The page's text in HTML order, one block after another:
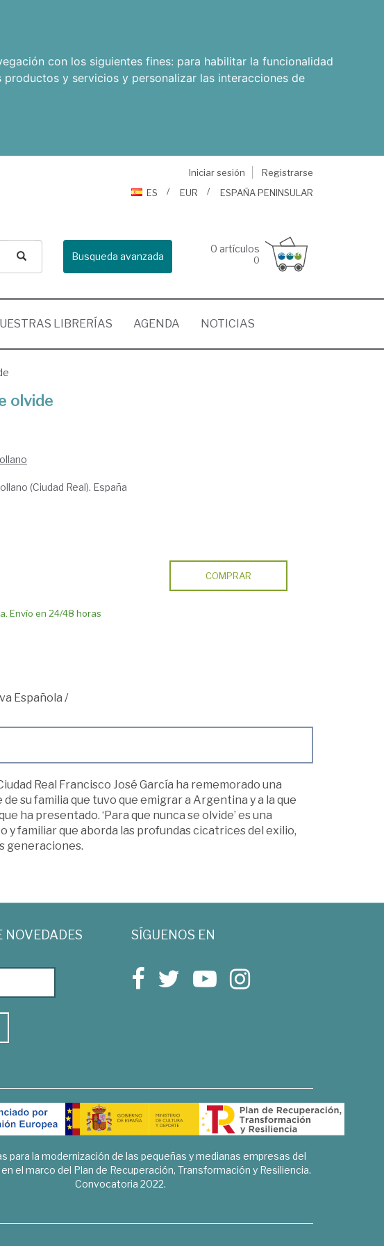
con los siguientes fines: para habilitar la funcionalidad
productos y servicios y personalizar las interacciones de
Iniciar sesión
Registrarse
ES
EUR ESPAÑA PENINSULAR
Busqueda avanzada
0 artículos
0
LIBRERÍAS AGENDA NOTICIAS
olvide
(Ciudad Real). España
Envío en 24/48 horas
COMPRAR
Española /
Real Francisco José García ha rememorado una
su familia que tuvo que emigrar a Argentina y a la que
ha presentado. ‘Para que nunca se olvide’ es una
familiar que aborda las profundas cicatrices del exilio,
generaciones.
NOVEDADES SÍGUENOS EN
para la modernización de las pequeñas y medianas empresas del
el marco del Plan de Recuperación, Transformación y Resiliencia.
Convocatoria 2022.